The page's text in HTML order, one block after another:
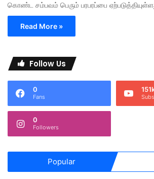
கொண்ட சம்பவம் பெரும் பரபரப்பை
Read More »
Follow Us
0
Fans
0
Followers
Popular